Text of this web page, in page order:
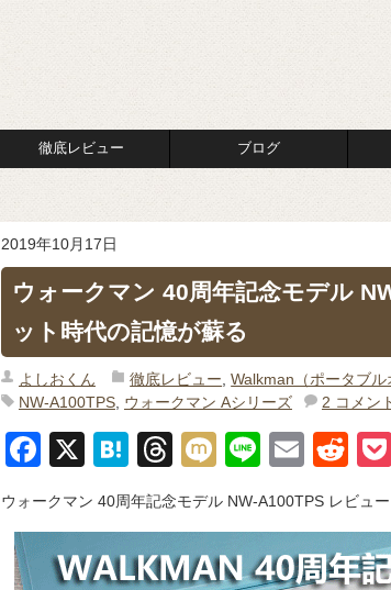
徹底レビュー ブログ
2019年10月17日
ウォークマン 40周年記念モデル
ット時代の記憶が蘇る
よしおくん 徹底レビュー ,Walkman（ポータブル
NW-A100TPS, ウォークマン Aシリーズ 2 コメン
F
c
e
X
H
at
e
n
T
e
a
M
Li
e
E
ail
R
e
d
di
ウォークマン 40周年記念モデル NW-A100TPS レビュ